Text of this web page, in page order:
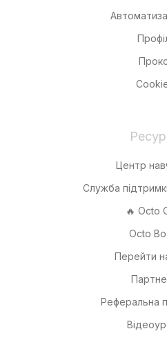
Центр
Служба
🔥 Octo
Octo
Перейти
Реферальна